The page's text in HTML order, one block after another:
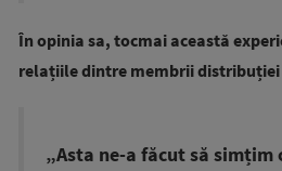
În opinia sa, tocmai această
relațiile dintre membrii distribuției
„Asta ne-a făcut să simțim